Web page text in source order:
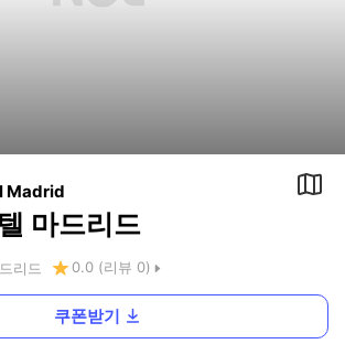
Madrid
마드리드
리드 0.0 (리뷰 0)
쿠폰받기